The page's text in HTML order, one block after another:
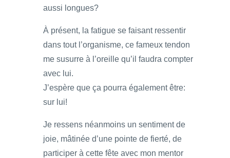
aussi longues?
À présent, la fatigue se faisant ressentir
dans tout l’organisme, ce fameux tendon
me susurre à l’oreille qu’il faudra compter
avec lui.
J’espère que ça pourra également être:
sur lui!
Je ressens néanmoins un sentiment de
joie, mâtinée d’une pointe de fierté, de
participer à cette fête avec mon mentor